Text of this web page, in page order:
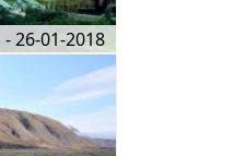
26-01-2018